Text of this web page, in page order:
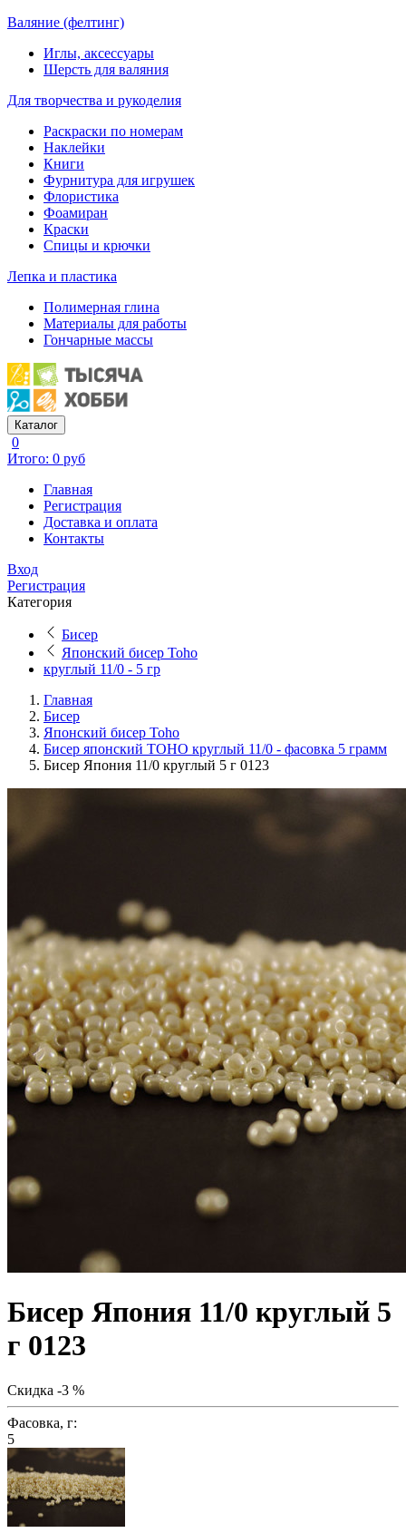
Валяние (фелтинг)
Иглы, аксессуары
Шерсть для валяния
Для творчества и рукоделия
Раскраски по номерам
Наклейки
Книги
Фурнитура для игрушек
Флористика
Фоамиран
Краски
Спицы и крючки
Лепка и пластика
Полимерная глина
Материалы для работы
Гончарные массы
Каталог
0
Итого: 0 руб
Главная
Регистрация
Доставка и оплата
Контакты
Вход
Регистрация
Категория
Бисер
Японский бисер Toho
круглый 11/0 - 5 гр
Главная
Бисер
Японский бисер Toho
Бисер японский TOHO круглый 11/0 - фасовка 5 грамм
Бисер Япония 11/0 круглый 5 г 0123
Бисер Япония 11/0 круглый 5
г 0123
Скидка -3 %
Фасовка, г:
5